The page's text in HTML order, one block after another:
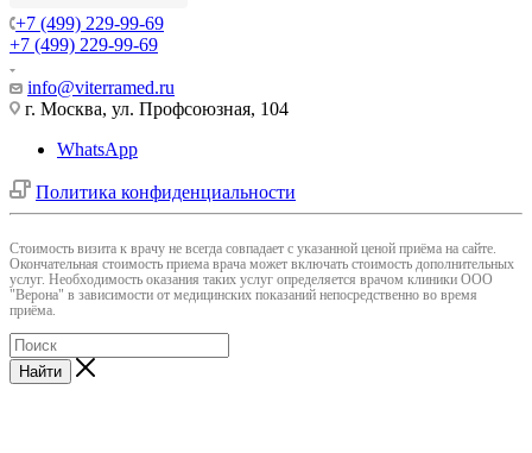
+7 (499) 229-99-69
+7 (499) 229-99-69
info@viterramed.ru
г. Москва, ул. Профсоюзная, 104
WhatsApp
Политика конфиденциальности
Cтоимость визита к врачу не всегда совпадает с указанной ценой приёма на сайте.
Окончательная стоимость приема врача может включать стоимость дополнительных
услуг. Необходимость оказания таких услуг определяется врачом клиники ООО
"Верона" в зависимости от медицинских показаний непосредственно во время
приёма.
Найти